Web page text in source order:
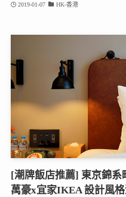
2019-01-07 HK-香港
[潮牌飯店推薦] 東京錦系
萬豪x宜家IKEA 設計風